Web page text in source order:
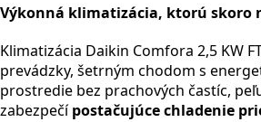
Výkonná klimatizácia, ktorú skoro
Klimatizácia Daikin Comfora 2,5 KW
prevádzky, šetrným chodom s
prostredie bez prachových častíc,
zabezpečípostačujúce chladenie